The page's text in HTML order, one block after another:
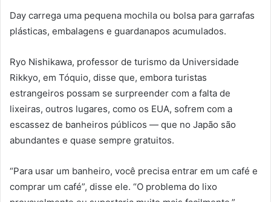
Day carrega uma pequena mochila ou bolsa para garrafas
plásticas, embalagens e guardanapos acumulados.
Ryo Nishikawa, professor de turismo da Universidade
Rikkyo, em Tóquio, disse que, embora turistas
estrangeiros possam se surpreender com a falta de
lixeiras, outros lugares, como os EUA, sofrem com a
escassez de banheiros públicos — que no Japão são
abundantes e quase sempre gratuitos.
“Para usar um banheiro, você precisa entrar em um café e
comprar um café”, disse ele. “O problema do lixo